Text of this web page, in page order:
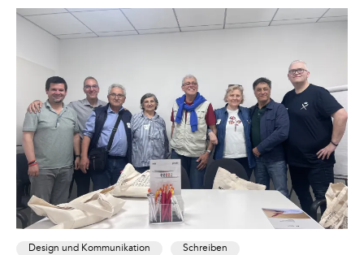
Design und Kommunikation Schreiben